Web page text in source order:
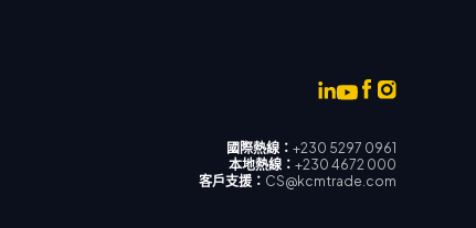
國際熱線： +230 5297 0961
本地熱線： +230 4672 000
客戶支援： CS@kcmtrade.com